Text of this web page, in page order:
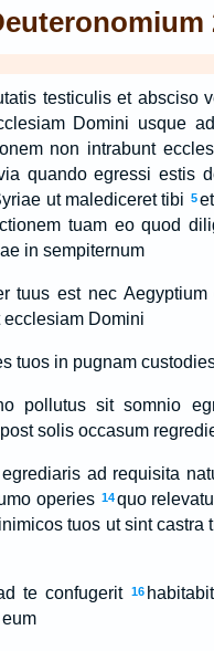
testiculis et absciso
Domini usque
non intrabunt
quando egressi estis
ut malediceret tibi 5
tuam eo quod
in sempiternum
tuus est nec
Domini
tuos in pugnam
pollutus sit somnio
solis occasum
ad requisita
operies 14 quo
tuos ut sint
te confugerit 16